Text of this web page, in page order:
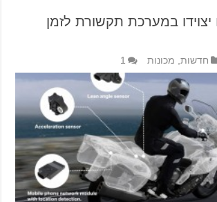
יצוידו במערכת תקשורת לזמן
חדשות מכונות 1